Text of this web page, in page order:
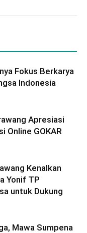
Fokus Berkarya
Indonesia
Apresiasi
Online GOKAR
Kenalkan
Yonif TP
untuk Dukung
Mawa Sumpena